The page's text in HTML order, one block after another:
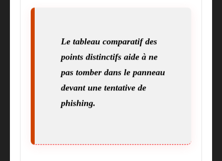
Le tableau comparatif des
points distinctifs aide à ne
pas tomber dans le panneau
devant une tentative de
phishing.